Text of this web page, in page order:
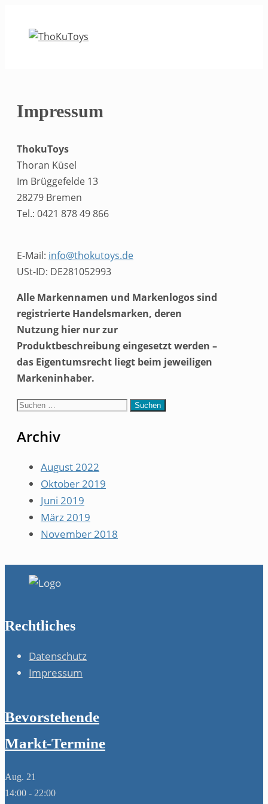
Inhalt
springen
Impressum
ThokuToys
Thoran Küsel
Im Brüggefelde 13
28279 Bremen
Tel.: 0421 878 49 866
E-Mail: info@thokutoys.de
USt-ID: DE281052993
Alle Markennamen und Markenlogos sind
registrierte Handelsmarken, deren
Nutzung hier nur zur
Produktbeschreibung eingesetzt werden –
das Eigentumsrecht liegt beim jeweiligen
Markeninhaber.
Suche
Archiv
August 2022
Oktober 2019
Juni 2019
März 2019
November 2018
Rechtliches
Datenschutz
Impressum
Bevorstehende
Markt-Termine
Aug. 21
14:00 - 22:00